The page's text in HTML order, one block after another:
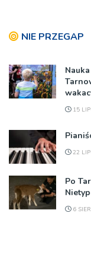
NIE PRZEGAP
15
22
Po
6